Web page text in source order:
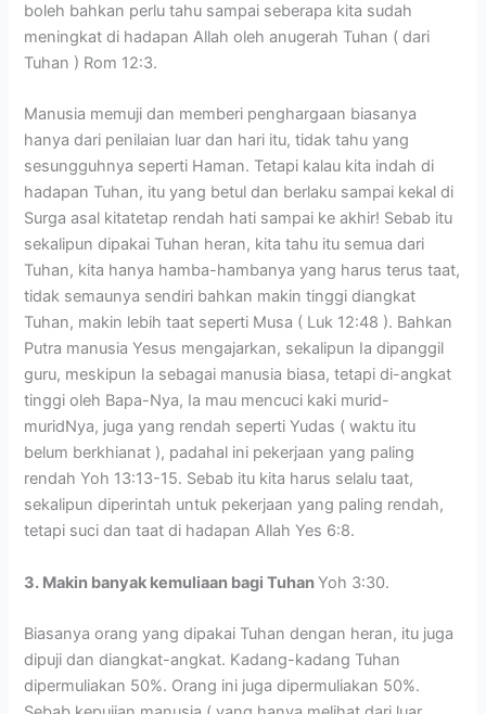
boleh bahkan perlu tahu sampai seberapa kita sudah
meningkat di hadapan Allah oleh anugerah Tuhan ( dari
Tuhan ) Rom 12:3.
Manusia memuji dan memberi penghargaan biasanya
hanya dari penilaian luar dan hari itu, tidak tahu yang
sesungguhnya seperti Haman. Tetapi kalau kita indah di
hadapan Tuhan, itu yang betul dan berlaku sampai kekal di
Surga asal kitatetap rendah hati sampai ke akhir! Sebab itu
sekalipun dipakai Tuhan heran, kita tahu itu semua dari
Tuhan, kita hanya hamba-hambanya yang harus terus taat,
tidak semaunya sendiri bahkan makin tinggi diangkat
Tuhan, makin lebih taat seperti Musa ( Luk 12:48 ). Bahkan
Putra manusia Yesus mengajarkan, sekalipun Ia dipanggil
guru, meskipun Ia sebagai manusia biasa, tetapi di-angkat
tinggi oleh Bapa-Nya, Ia mau mencuci kaki murid-
muridNya, juga yang rendah seperti Yudas ( waktu itu
belum berkhianat ), padahal ini pekerjaan yang paling
rendah Yoh 13:13-15. Sebab itu kita harus selalu taat,
sekalipun diperintah untuk pekerjaan yang paling rendah,
tetapi suci dan taat di hadapan Allah Yes 6:8.
3. Makin banyak kemuliaan bagi TuhanYoh 3:30.
Biasanya orang yang dipakai Tuhan dengan heran, itu juga
dipuji dan diangkat-angkat. Kadang-kadang Tuhan
dipermuliakan 50%. Orang ini juga dipermuliakan 50%.